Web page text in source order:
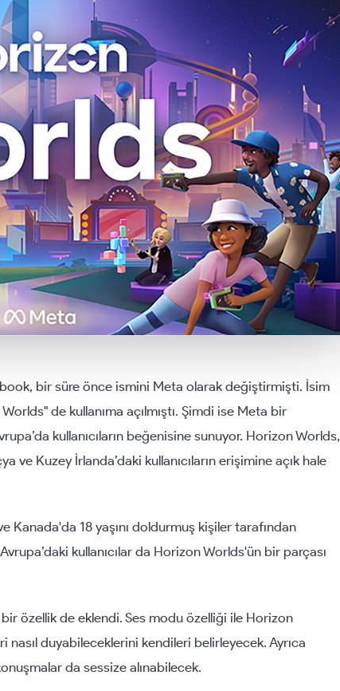
bir süre önce ismini Meta olarak değiştirmişti. İsim
de kullanıma açılmıştı. Şimdi ise Meta bir
kullanıcıların beğenisine sunuyor. Horizon Worlds,
Kuzey İrlanda’daki kullanıcıların erişimine açık hale
Kanada'da 18 yaşını doldurmuş kişiler tarafından
kullanıcılar da Horizon Worlds'ün bir parçası
özellik de eklendi. Ses modu özelliği ile Horizon
nasıl duyabileceklerini kendileri belirleyecek. Ayrıca
da sessize alınabilecek.